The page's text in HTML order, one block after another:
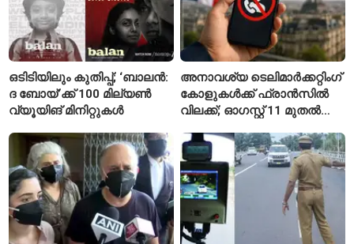
ഒടിടിയിലും കുതിപ്പ്; ‘ബാലൻ:
ദ ബോയ്’ക്ക് 100 മില്യൺ
വ്യൂയിങ് മിനിറ്റുകൾ
അനാവശ്യ ടെലിമാർക്കറ്റിംഗ്
കോളുകൾക്ക് ഫ്രാൻസിൽ
വിലക്ക്; ഓഗസ്റ്റ് 11 മുതൽ